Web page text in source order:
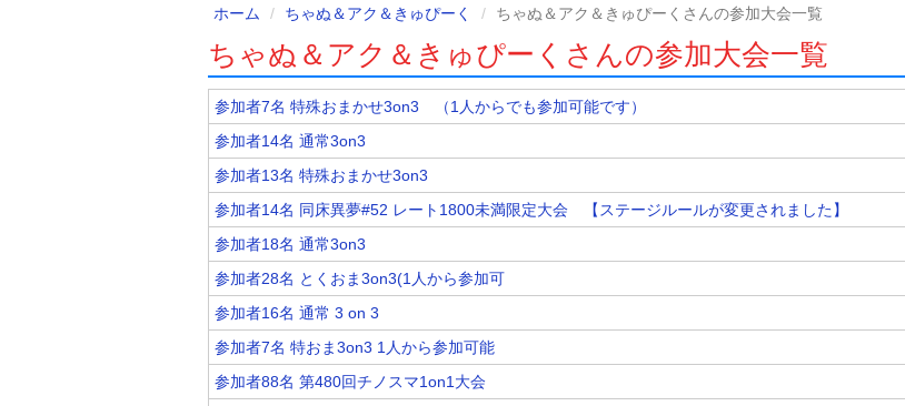
ホーム ちゃぬ＆アク＆きゅぴーく ちゃぬ＆アク＆きゅぴーくさんの参加大会一覧
ちゃぬ＆アク＆きゅぴーくさんの参加大会一覧
参加者7名 特殊おまかせ3on3 （1人からでも参加可能です）
参加者14名 通常3on3
参加者13名 特殊おまかせ3on3
参加者14名 同床異夢#52 レート1800未満限定大会 【ステージルールが変更されました】
参加者18名 通常3on3
参加者28名 とくおま3on3(1人から参加可
参加者16名 通常 3 on 3
参加者7名 特おま3on3 1人から参加可能
参加者88名 第480回チノスマ1on1大会